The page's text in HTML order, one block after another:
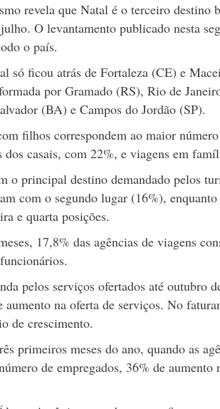
revela que Natal é o terceiro destino
O levantamento publicado nesta
o país.
só ficou atrás de Fortaleza (CE) e
por Gramado (RS), Rio de
(BA) e Campos do Jordão (SP).
filhos correspondem ao maior
casais, com 22%, e viagens em
o principal destino demandado pelos
com o segundo lugar (16%),
e quarta posições.
17,8% das agências de viagens
pelos serviços ofertados até outubro
aumento na oferta de serviços. No
de crescimento.
primeiros meses do ano, quando as
de empregados, 36% de aumento